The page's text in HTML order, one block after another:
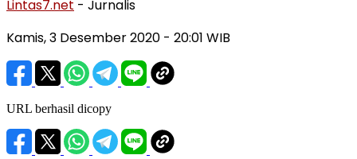
Lintas7.net - Jurnalis
Kamis, 3 Desember 2020 - 20:01 WIB
URL berhasil dicopy